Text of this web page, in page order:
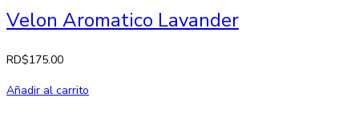
Velon Aromatico Lavander
RD$175.00
Añadir al carrito